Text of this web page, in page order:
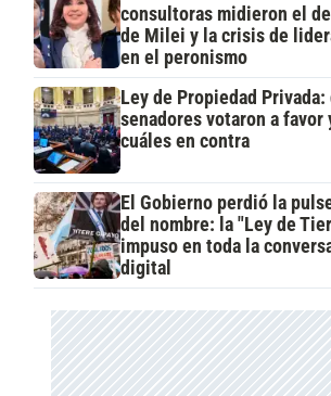
consultoras midieron el
de Milei y la crisis de
en el peronismo
Ley de Propiedad Privada:
senadores votaron a favor
cuáles en contra
El Gobierno perdió la
del nombre: la "Ley de
impuso en toda la
digital